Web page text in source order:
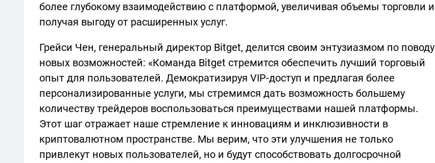
более глубокому взаимодействию с платформой, увеличивая объемы торговли и
получая выгоду от расширенных услуг.
Грейси Чен, генеральный директор Bitget, делится своим энтузиазмом по поводу
новых возможностей: «Команда Bitget стремится обеспечить лучший торговый
опыт для пользователей. Демократизируя VIP-доступ и предлагая более
персонализированные услуги, мы стремимся дать возможность большему
количеству трейдеров воспользоваться преимуществами нашей платформы.
Этот шаг отражает наше стремление к инновациям и инклюзивности в
криптовалютном пространстве. Мы верим, что эти улучшения не только
привлекут новых пользователей, но и будут способствовать долгосрочной